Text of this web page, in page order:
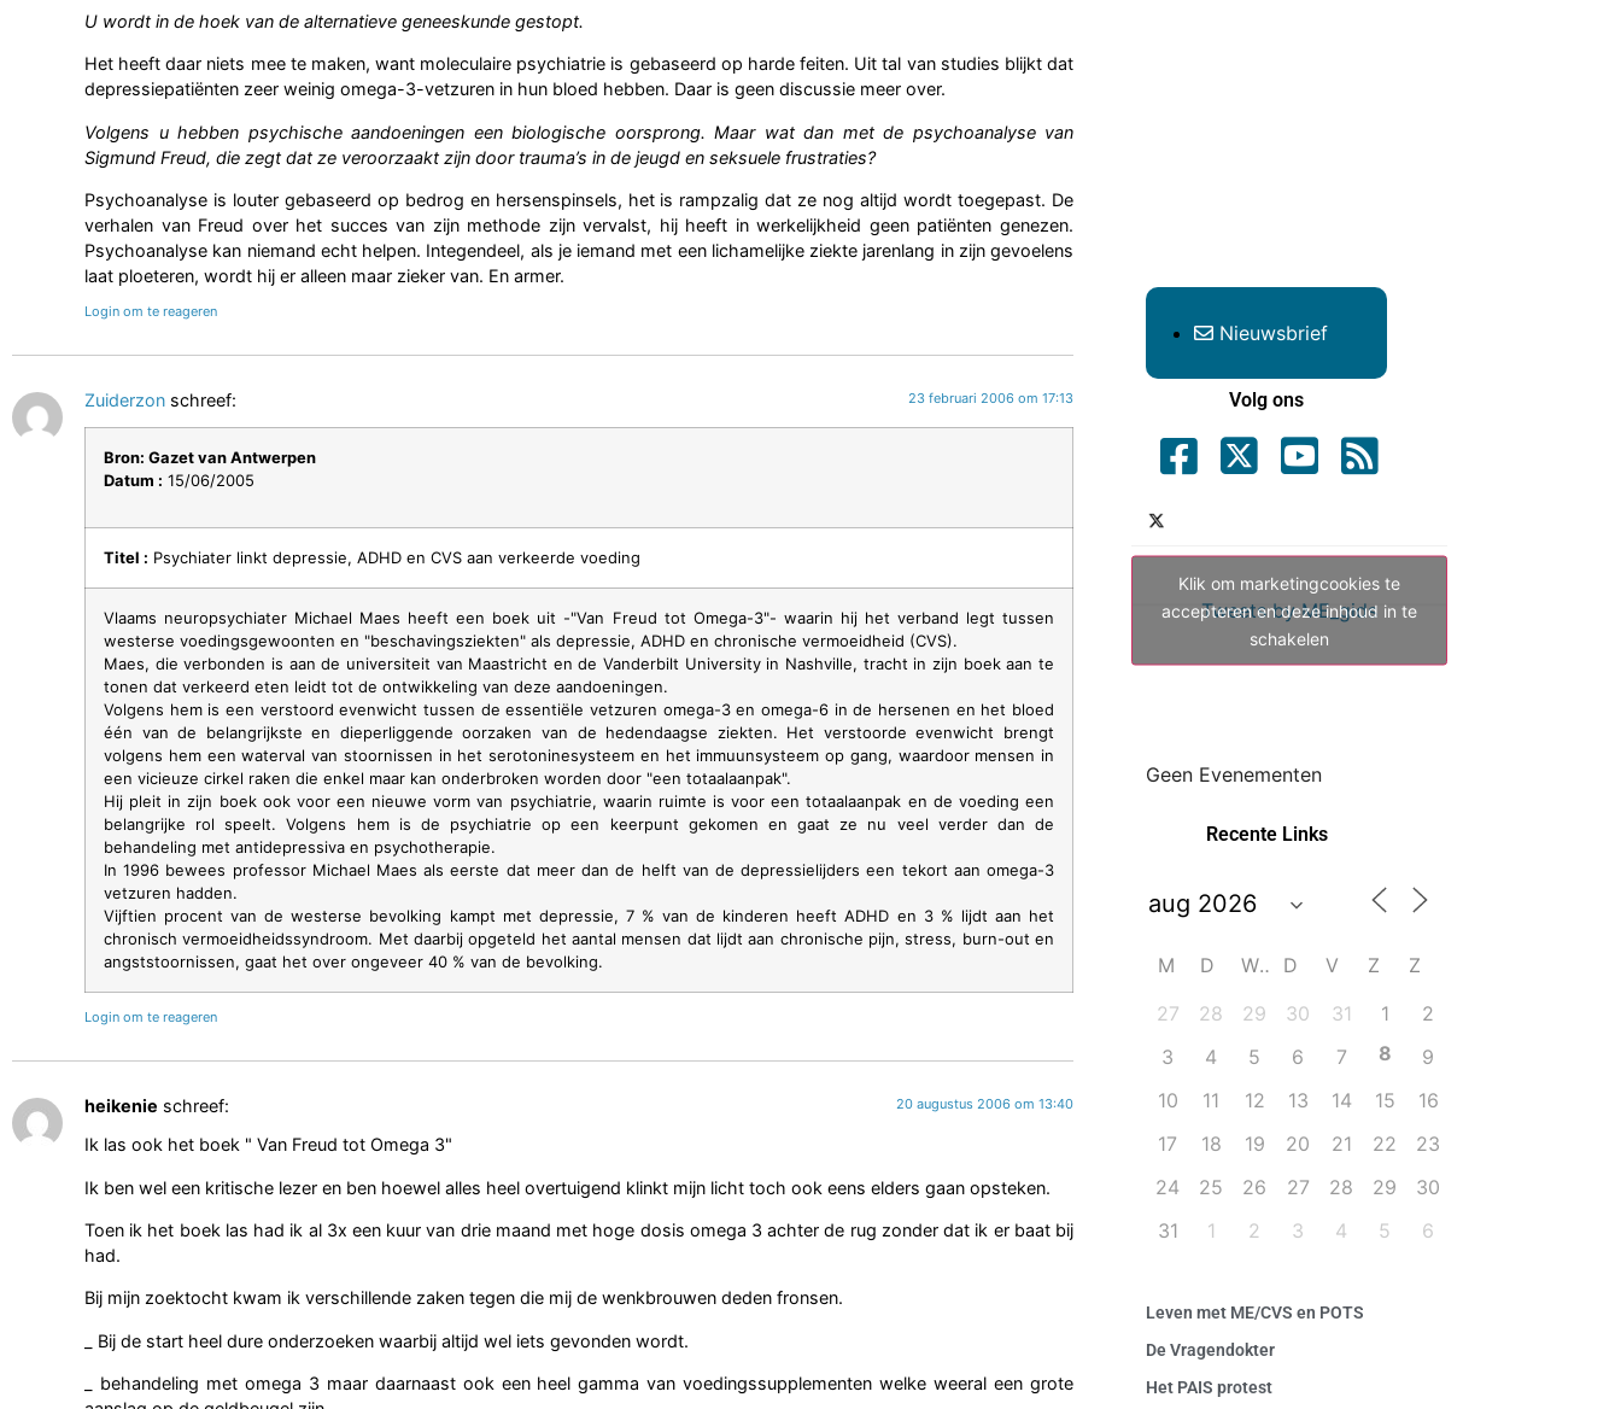
U wordt in de hoek van de alternatieve geneeskunde gestopt.
Het heeft daar niets mee te maken, want moleculaire psychiatrie is gebaseerd op harde feiten. Uit tal van studies blijkt dat
depressiepatiënten zeer weinig omega-3-vetzuren in hun bloed hebben. Daar is geen discussie meer over.
Volgens u hebben psychische aandoeningen een biologische oorsprong. Maar wat dan met de psychoanalyse van
Sigmund Freud, die zegt dat ze veroorzaakt zijn door trauma’s in de jeugd en seksuele frustraties?
Psychoanalyse is louter gebaseerd op bedrog en hersenspinsels, het is rampzalig dat ze nog altijd wordt toegepast. De
verhalen van Freud over het succes van zijn methode zijn vervalst, hij heeft in werkelijkheid geen patiënten genezen.
Psychoanalyse kan niemand echt helpen. Integendeel, als je iemand met een lichamelijke ziekte jarenlang in zijn gevoelens
laat ploeteren, wordt hij er alleen maar zieker van. En armer.
Login om te reageren
Zuiderzon schreef: 23 februari 2006 om 17:13
Bron: Gazet van Antwerpen
Datum : 15/06/2005
Titel : Psychiater linkt depressie, ADHD en CVS aan verkeerde voeding
Vlaams neuropsychiater Michael Maes heeft een boek uit -"Van Freud tot Omega-3"- waarin hij het verband legt tussen
westerse voedingsgewoonten en "beschavingsziekten" als depressie, ADHD en chronische vermoeidheid (CVS).
Maes, die verbonden is aan de universiteit van Maastricht en de Vanderbilt University in Nashville, tracht in zijn boek aan te
tonen dat verkeerd eten leidt tot de ontwikkeling van deze aandoeningen.
Volgens hem is een verstoord evenwicht tussen de essentiële vetzuren omega-3 en omega-6 in de hersenen en het bloed
één van de belangrijkste en dieperliggende oorzaken van de hedendaagse ziekten. Het verstoorde evenwicht brengt
volgens hem een waterval van stoornissen in het serotoninesysteem en het immuunsysteem op gang, waardoor mensen in
een vicieuze cirkel raken die enkel maar kan onderbroken worden door "een totaalaanpak".
Hij pleit in zijn boek ook voor een nieuwe vorm van psychiatrie, waarin ruimte is voor een totaalaanpak en de voeding een
belangrijke rol speelt. Volgens hem is de psychiatrie op een keerpunt gekomen en gaat ze nu veel verder dan de
behandeling met antidepressiva en psychotherapie.
In 1996 bewees professor Michael Maes als eerste dat meer dan de helft van de depressielijders een tekort aan omega-3
vetzuren hadden.
Vijftien procent van de westerse bevolking kampt met depressie, 7 % van de kinderen heeft ADHD en 3 % lijdt aan het
chronisch vermoeidheidssyndroom. Met daarbij opgeteld het aantal mensen dat lijdt aan chronische pijn, stress, burn-out en
angststoornissen, gaat het over ongeveer 40 % van de bevolking.
Login om te reageren
heikenie schreef: 20 augustus 2006 om 13:40
Ik las ook het boek " Van Freud tot Omega 3"
Ik ben wel een kritische lezer en ben hoewel alles heel overtuigend klinkt mijn licht toch ook eens elders gaan opsteken.
Toen ik het boek las had ik al 3x een kuur van drie maand met hoge dosis omega 3 achter de rug zonder dat ik er baat bij
had.
Bij mijn zoektocht kwam ik verschillende zaken tegen die mij de wenkbrouwen deden fronsen.
_ Bij de start heel dure onderzoeken waarbij altijd wel iets gevonden wordt.
_ behandeling met omega 3 maar daarnaast ook een heel gamma van voedingssupplementen welke weeral een grote
Nieuwsbrief
Volg ons
Tweets by ME_gids
Klik om marketingcookies te
accepteren en deze inhoud in te
schakelen
Geen Evenementen
Recente Links
M D W D V Z
Z
27
28 29 30 31 1
2
3
4 5 6 7 8
9
10
11 12 13 14 15
16
17
18 19 20 21 22
23
24
25 26 27 28 29
30
31
1 2 3 4 5 6
Leven met ME/CVS en POTS
De Vragendokter
Het PAIS protest